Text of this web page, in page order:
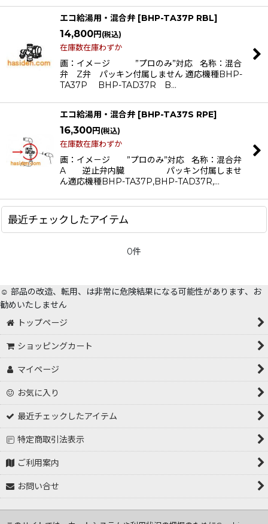
エコ給湯用・混合弁 [BHP-TA37P RBL]
14,800円 (税込)
在庫数在庫わずか
画：イメ－ジ ”プロのみ”対応 名称：混合
弁 Z弁 パッキン付属しません 適応機種BHP-
TA37P BHP-TAD37R B…
エコ給湯用・混合弁 [BHP-TA37S RPE]
16,300円 (税込)
在庫数在庫わずか
画：イメ－ジ ”プロのみ”対応 名称：混合弁
A 逆止弁内臓 パッキン付属しませ
ん適応機種BHP-TA37P,BHP-TAD37R,…
最近チェックしたアイテム
0件
☺️ 部品の改造、転用、は非常に危険結果になる可能性があります、お
勧めいたしません
トップページ
ショッピングカート
マイページ
お気に入り
最近チェックしたアイテム
特定商取引法表示
ご利用案内
お問い合せ